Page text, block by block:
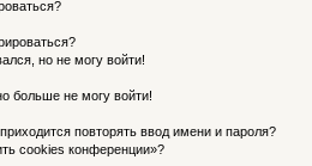
но не могу войти!
больше не могу войти!
повторять ввод имени и пароля?
cookies конференции»?